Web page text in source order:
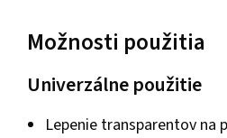
Možnosti použitia
Univerzálne použitie
Lepenie transparentov na